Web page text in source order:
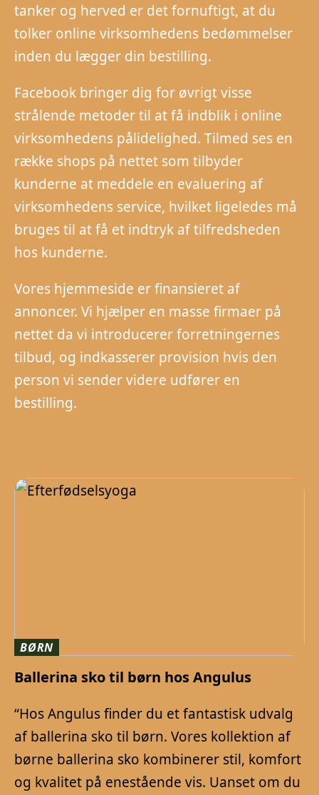
tanker og herved er det fornuftigt, at du
tolker online virksomhedens bedømmelser
inden du lægger din bestilling.
Facebook bringer dig for øvrigt visse
strålende metoder til at få indblik i online
virksomhedens pålidelighed. Tilmed ses en
række shops på nettet som tilbyder
kunderne at meddele en evaluering af
virksomhedens service, hvilket ligeledes må
bruges til at få et indtryk af tilfredsheden
hos kunderne.
Vores hjemmeside er finansieret af
annoncer. Vi hjælper en masse firmaer på
nettet da vi introducerer forretningernes
tilbud, og indkasserer provision hvis den
person vi sender videre udfører en
bestilling.
BØRN
Ballerina sko til børn hos Angulus
“Hos Angulus finder du et fantastisk udvalg
af ballerina sko til børn. Vores kollektion af
børne ballerina sko kombinerer stil, komfort
og kvalitet på enestående vis. Uanset om du